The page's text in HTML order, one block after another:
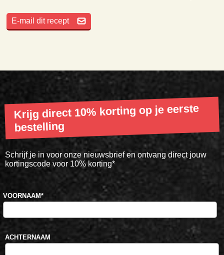
E-mail dit recept
Krijg direct 10% korting op je eerste
bestelling
Schrijf je in voor onze nieuwsbrief en ontvang direct jouw
kortingscode voor 10% korting*
VOORNAAM*
ACHTERNAAM